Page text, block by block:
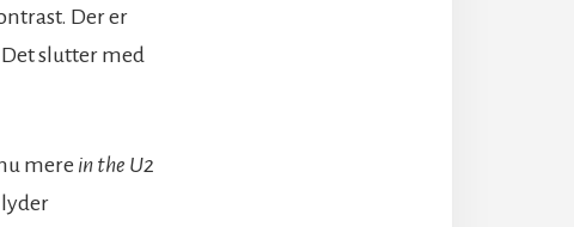
Der er
slutter med
mere in the U2